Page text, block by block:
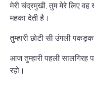
मेरी चंद्रमुखी, तुम मेरे लिए
महका देती है।
तुम्हारी छोटी सी उंगली
आज तुम्हारी पहली
रहो।